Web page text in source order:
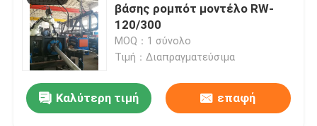
Προϊόντα
Σχετικά με εμάς
Ξενάγηση στο Εργοστάσιο
βάσης ρομπότ μοντέλο RW-
120/300
MOQ：1 σύνολο
Τιμή：Διαπραγματεύσιμα
Καλύτερη τιμή επαφή
Αξιόπιστη υδραυλική κουρεύοντας μηχανή απόδοσης για το κομμένο πιάτο 8 × 5000 χάλυβα